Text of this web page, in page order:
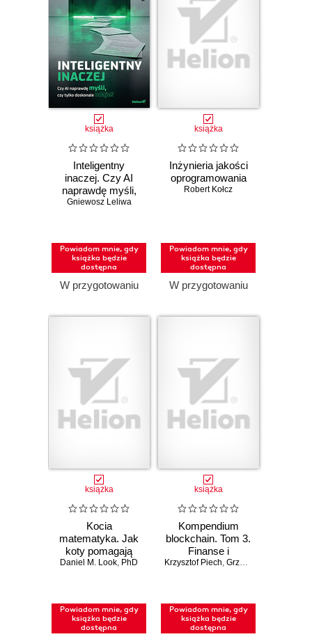
książka
Inteligentny
inaczej. Czy AI
naprawdę myśli,
czy tylko
Gniewosz Leliwa
Powiadom mnie, gdy
książka będzie
dostępna
W przygotowaniu
książka
Inżynieria jakości
oprogramowania
Robert Kołcz
Powiadom mnie, gdy
książka będzie
dostępna
W przygotowaniu
książka
Kocia
matematyka. Jak
koty pomagają
zrozumieć liczby,
Daniel M. Look, PhD
Powiadom mnie, gdy
książka będzie
dostępna
książka
Kompendium
blockchain. Tom 3.
Finanse i
inwestycje
Krzysztof Piech, Grzegorz Sobiecki
Powiadom mnie, gdy
książka będzie
dostępna